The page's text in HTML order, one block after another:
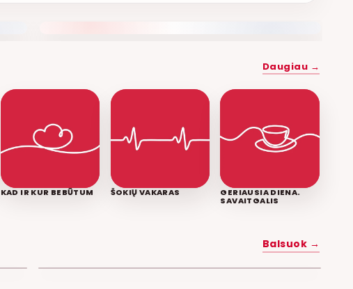
Daugiau →
KAD IR KUR BEBŪTUM ŠOKIŲ VAKARAS GERIAUSIA DIENA.
SAVAITGALIS
Balsuok →